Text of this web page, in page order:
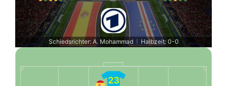
Schiedsrichter: A. Mohammad Halbzeit: 0-0
23